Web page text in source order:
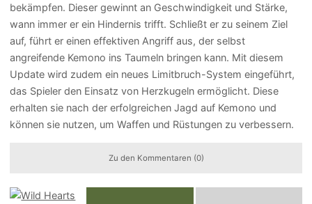
bekämpfen. Dieser gewinnt an Geschwindigkeit und Stärke,
wann immer er ein Hindernis trifft. Schließt er zu seinem Ziel
auf, führt er einen effektiven Angriff aus, der selbst
angreifende Kemono ins Taumeln bringen kann. Mit diesem
Update wird zudem ein neues Limitbruch-System eingeführt,
das Spieler den Einsatz von Herzkugeln ermöglicht. Diese
erhalten sie nach der erfolgreichen Jagd auf Kemono und
können sie nutzen, um Waffen und Rüstungen zu verbessern.
Zu den Kommentaren (0)